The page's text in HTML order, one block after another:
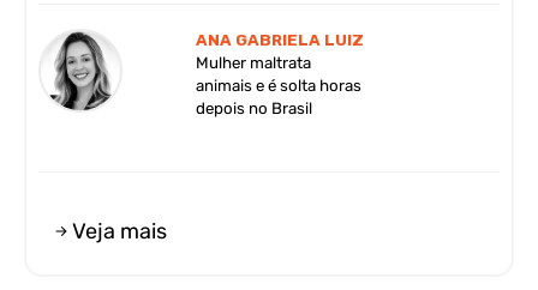
ANA GABRIELA LUIZ
Mulher maltrata
animais e é solta horas
depois no Brasil
Veja mais